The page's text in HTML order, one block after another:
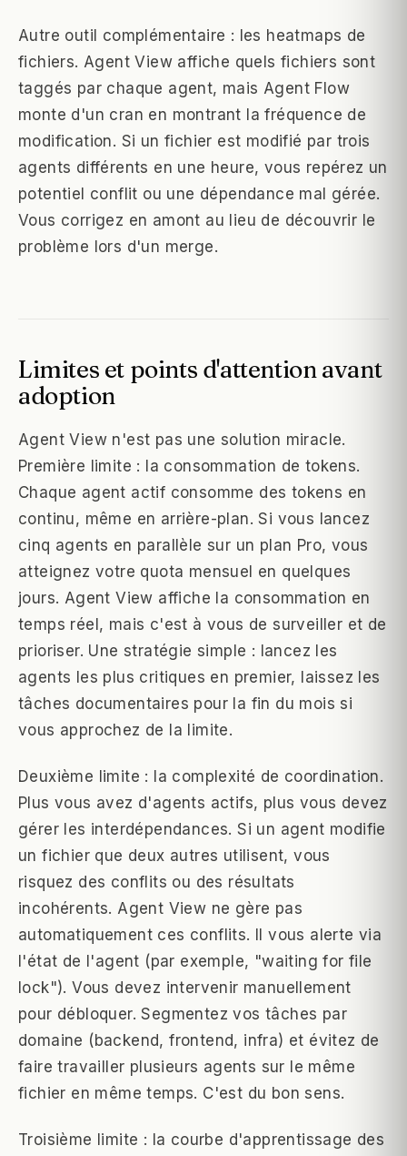
Autre outil complémentaire : les heatmaps de
fichiers. Agent View affiche quels fichiers sont
taggés par chaque agent, mais Agent Flow
monte d'un cran en montrant la fréquence de
modification. Si un fichier est modifié par trois
agents différents en une heure, vous repérez un
potentiel conflit ou une dépendance mal gérée.
Vous corrigez en amont au lieu de découvrir le
problème lors d'un merge.
Limites et points d'attention avant
adoption
Agent View n'est pas une solution miracle.
Première limite : la consommation de tokens.
Chaque agent actif consomme des tokens en
continu, même en arrière-plan. Si vous lancez
cinq agents en parallèle sur un plan Pro, vous
atteignez votre quota mensuel en quelques
jours. Agent View affiche la consommation en
temps réel, mais c'est à vous de surveiller et de
prioriser. Une stratégie simple : lancez les
agents les plus critiques en premier, laissez les
tâches documentaires pour la fin du mois si
vous approchez de la limite.
Deuxième limite : la complexité de coordination.
Plus vous avez d'agents actifs, plus vous devez
gérer les interdépendances. Si un agent modifie
un fichier que deux autres utilisent, vous
risquez des conflits ou des résultats
incohérents. Agent View ne gère pas
automatiquement ces conflits. Il vous alerte via
l'état de l'agent (par exemple, "waiting for file
lock"). Vous devez intervenir manuellement
pour débloquer. Segmentez vos tâches par
domaine (backend, frontend, infra) et évitez de
faire travailler plusieurs agents sur le même
fichier en même temps. C'est du bon sens.
Troisième limite : la courbe d'apprentissage des